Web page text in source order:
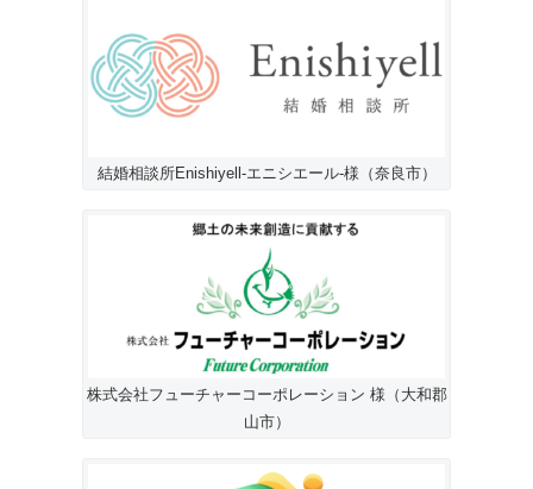
結婚相談所Enishiyell-エニシエール-様（奈良市）
株式会社フューチャーコーポレーション 様（大和郡
山市）